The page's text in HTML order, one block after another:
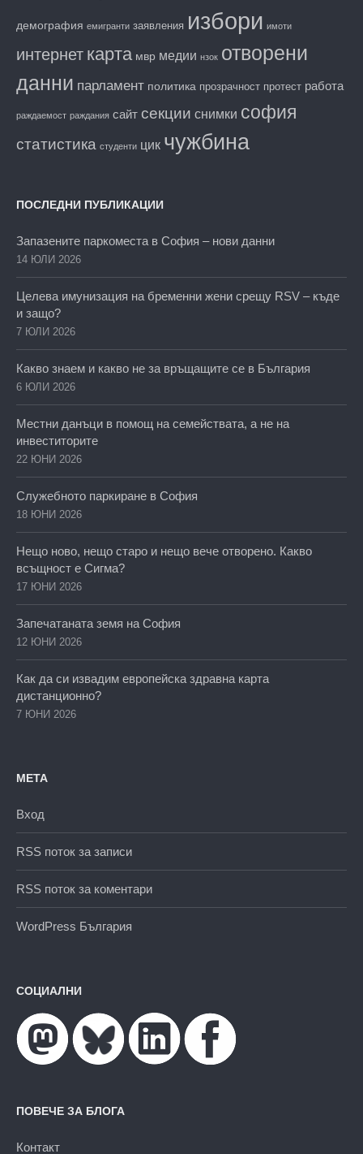
демография емигранти заявления избори имоти
интернет карта мвр медии нзок отворени
данни парламент политика прозрачност протест работа
раждаемост раждания сайт секции снимки софия
статистика студенти цик чужбина
ПОСЛЕДНИ ПУБЛИКАЦИИ
Запазените паркоместа в София – нови данни
14 ЮЛИ 2026
Целева имунизация на бременни жени срещу RSV – къде
и защо?
7 ЮЛИ 2026
Какво знаем и какво не за връщащите се в България
6 ЮЛИ 2026
Местни данъци в помощ на семействата, а не на
инвеститорите
22 ЮНИ 2026
Служебното паркиране в София
18 ЮНИ 2026
Нещо ново, нещо старо и нещо вече отворено. Какво
всъщност е Сигма?
17 ЮНИ 2026
Запечатаната земя на София
12 ЮНИ 2026
Как да си извадим европейска здравна карта
дистанционно?
7 ЮНИ 2026
МЕТА
Вход
RSS поток за записи
RSS поток за коментари
WordPress България
СОЦИАЛНИ
ПОВЕЧЕ ЗА БЛОГА
Контакт